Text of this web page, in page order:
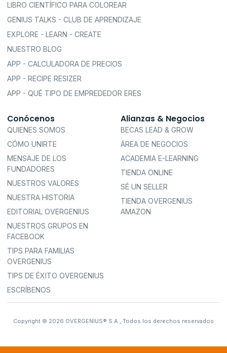
LIBRO CIENTÍFICO PARA COLOREAR
GENIUS TALKS - CLUB DE APRENDIZAJE
EXPLORE - LEARN - CREATE
NUESTRO BLOG
APP - CALCULADORA DE PRECIOS
APP - RECIPE RESIZER
APP - QUÉ TIPO DE EMPREDEDOR ERES
Conócenos
QUIENES SOMOS
CÓMO UNIRTE
MENSAJE DE LOS
FUNDADORES
NUESTROS VALORES
NUESTRA HISTORIA
EDITORIAL OVERGENIUS
NUESTROS GRUPOS EN
FACEBOOK
TIPS PARA FAMILIAS
OVERGENIUS
TIPS DE ÉXITO OVERGENIUS
ESCRÍBENOS
Alianzas & Negocios
BECAS LEAD & GROW
ÁREA DE NEGOCIOS
ACADEMIA E-LEARNING
TIENDA ONLINE
SÉ UN SELLER
TIENDA OVERGENIUS
AMAZON
Copyright © 2026 OVERGENIUS® S.A., Todos los derechos reservados